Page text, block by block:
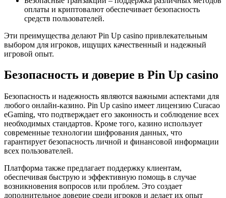
оплаты и криптовалют обеспечивает безопасность
средств пользователей.
Эти преимущества делают Pin Up casino привлекательным
выбором для игроков, ищущих качественный и надежный
игровой опыт.
Безопасность и доверие в Pin Up casino
Безопасность и надежность являются важными аспектами для
любого онлайн-казино. Pin Up casino имеет лицензию Curacao
eGaming, что подтверждает его законность и соблюдение всех
необходимых стандартов. Кроме того, казино использует
современные технологии шифрования данных, что
гарантирует безопасность личной и финансовой информации
всех пользователей.
Платформа также предлагает поддержку клиентам,
обеспечивая быструю и эффективную помощь в случае
возникновения вопросов или проблем. Это создает
дополнительное доверие среди игроков и делает их опыт